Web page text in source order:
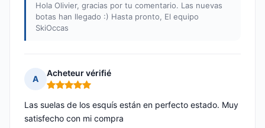
Hola Olivier, gracias por tu comentario. Las nuevas
botas han llegado :) Hasta pronto, El equipo
SkiOccas
A
Acheteur vérifié
Nota: 5 de 5
Las suelas de los esquís están en perfecto estado. Muy
satisfecho con mi compra